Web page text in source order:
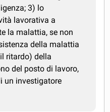
3) lo
lavorativa a
la malattia, se non
della malattia
ritardo) della
del posto di lavoro,
un investigatore